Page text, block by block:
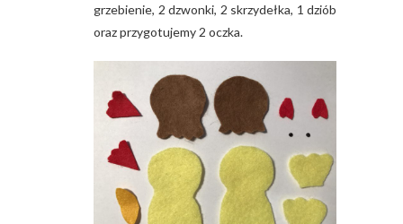
grzebienie, 2 dzwonki, 2 skrzydełka, 1 dziób
oraz przygotujemy 2 oczka.